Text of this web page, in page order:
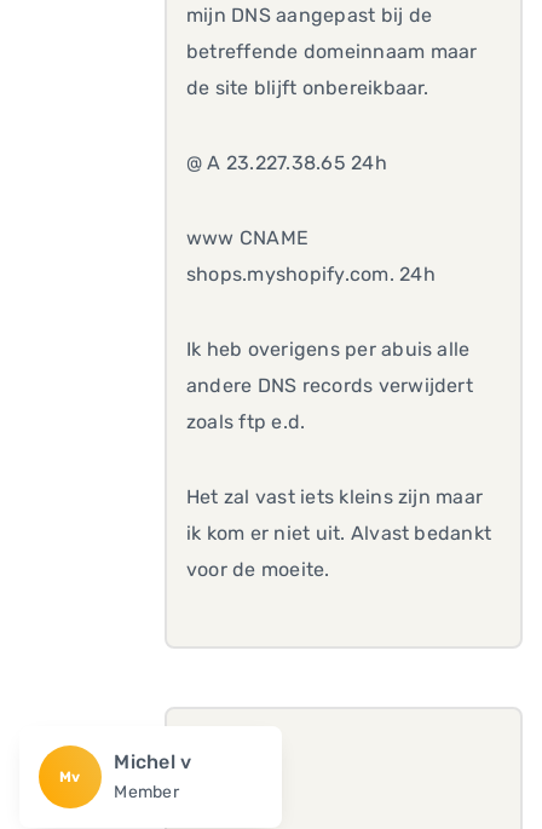
mijn DNS aangepast bij de
betreffende domeinnaam maar
de site blijft onbereikbaar.
@ A 23.227.38.65 24h
www CNAME
shops.myshopify.com. 24h
Ik heb overigens per abuis alle
andere DNS records verwijdert
zoals ftp e.d.
Het zal vast iets kleins zijn maar
ik kom er niet uit. Alvast bedankt
voor de moeite.
Mv
Michel v
Member